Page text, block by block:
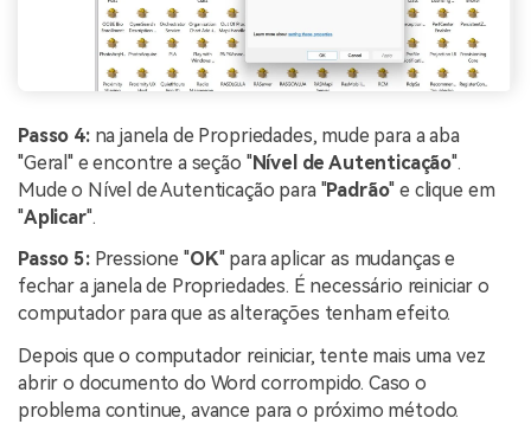
Passo 4:na janela de Propriedades, mude para a aba
"Geral" e encontre a seção "Nível de Autenticação".
Mude o Nível de Autenticação para "Padrão" e clique em
"Aplicar".
Passo 5:Pressione "OK" para aplicar as mudanças e
fechar a janela de Propriedades. É necessário reiniciar o
computador para que as alterações tenham efeito.
Depois que o computador reiniciar, tente mais uma vez
abrir o documento do Word corrompido. Caso o
problema continue, avance para o próximo método.